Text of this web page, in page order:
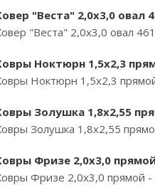
"Веста" 2,0х3,0 овал
"Веста" 2,0х3,0 овал
Ноктюрн 1,5х2,3
Ноктюрн 1,5х2,3
Золушка 1,8х2,55
Золушка 1,8х2,55
Фризе 2,0х3,0
Фризе 2,0х3,0 прямой